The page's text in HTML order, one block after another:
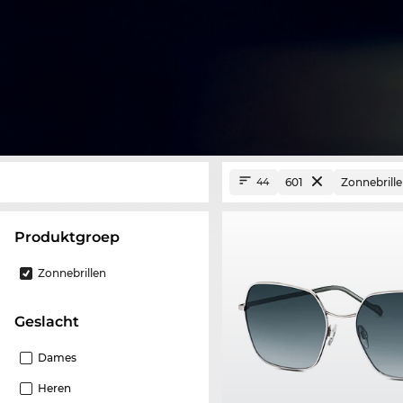
Produktgroep
Zonnebrillen
Geslacht
Dames
Heren
44 601